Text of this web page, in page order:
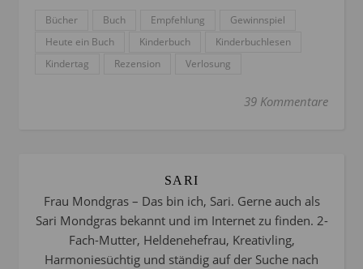
Bücher Buch Empfehlung
Gewinnspiel
Heute ein Buch
Kinderbuch
Kinderbuchlesen
Kindertag
Rezension Verlosung
39 Kommentare
SARI
Frau Mondgras – Das bin ich, Sari. Gerne auch als
Sari Mondgras bekannt und im Internet zu finden. 2-
Fach-Mutter, Heldenehefrau, Kreativling,
Harmoniesüchtig und ständig auf der Suche nach